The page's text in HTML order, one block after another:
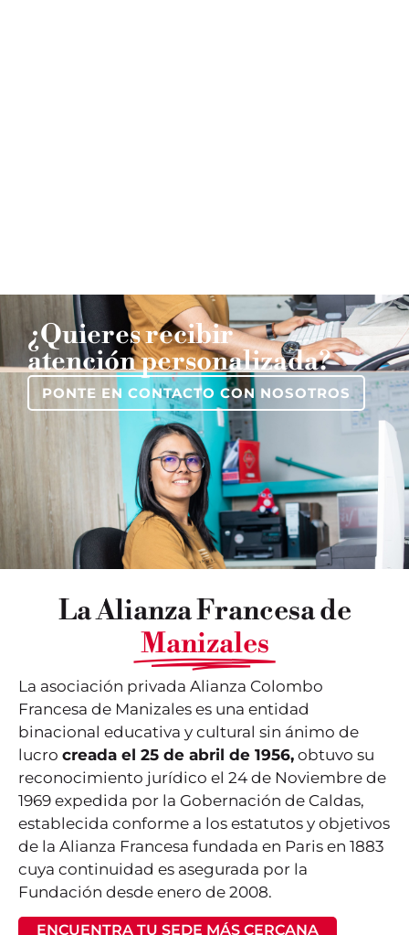
¿Quieres recibir
atención personalizada?
PONTE EN CONTACTO CON NOSOTROS
La Alianza Francesa de
Manizales
La asociación privada Alianza Colombo
Francesa de Manizales es una entidad
binacional educativa y cultural sin ánimo de
lucro creada el 25 de abril de 1956, obtuvo su
reconocimiento jurídico el 24 de Noviembre de
1969 expedida por la Gobernación de Caldas,
establecida conforme a los estatutos y objetivos
de la Alianza Francesa fundada en Paris en 1883
cuya continuidad es asegurada por la
Fundación desde enero de 2008.
ENCUENTRA TU SEDE MÁS CERCANA